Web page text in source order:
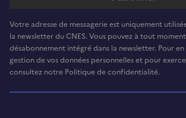
Votre adresse de messagerie est uniquement
la newsletter du CNES. Vous pouvez à tout
désabonnement intégré dans la newsletter. Pour en
gestion de vos données personnelles et pour
consultez notre Politique de confidentialité.